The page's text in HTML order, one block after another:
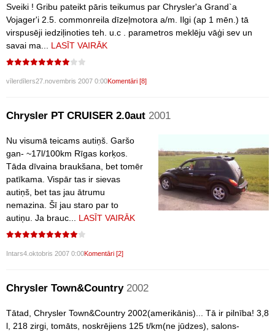
Sveiki ! Gribu pateikt pāris teikumus par Chrysler'a Grand`a
Vojager'i 2.5. commonreila dīzeļmotora a/m. Ilgi (ap 1 mēn.) tā
virspusēji iedziļinoties teh. u.c . parametros meklēju vāģi sev un
savai ma... LASĪT VAIRĀK
vīlerdīlers27.novembris 2007 0:00Komentāri [8]
Chrysler PT CRUISER 2.0aut 2001
Nu visumā teicams autiņš. Garšo
gan- ~17l/100km Rīgas korķos.
Tāda dīvaina braukšana, bet tomēr
patīkama. Vispār tas ir sievas
autiņš, bet tas jau ātrumu
nemazina. Šī jau staro par to
autiņu. Ja brauc... LASĪT VAIRĀK
Intars4.oktobris 2007 0:00Komentāri [2]
Chrysler Town&Country 2002
Tātad, Chrysler Town&Country 2002(amerikānis)... Tā ir pilnība! 3,8
l, 218 zirgi, tomāts, noskrējiens 125 t/km(ne jūdzes), salons-